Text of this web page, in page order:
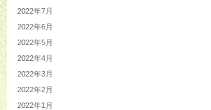
2022年7月
2022年6月
2022年5月
2022年4月
2022年3月
2022年2月
2022年1月